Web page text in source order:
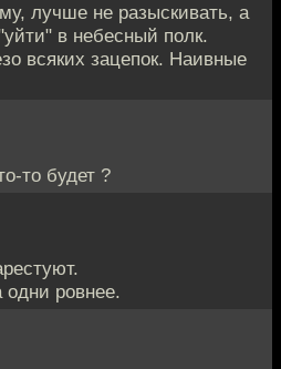
лучше не разыскивать, а
в небесный полк.
всяких зацепок. Наивные
то будет ?
ровнее.